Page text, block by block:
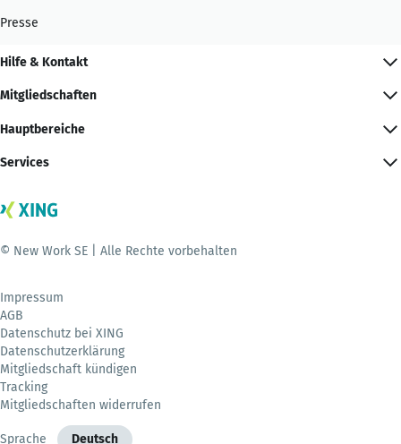
Presse
Hilfe & Kontakt
Mitgliedschaften
Hauptbereiche
Services
© New Work SE | Alle Rechte vorbehalten
Impressum
AGB
Datenschutz bei XING
Datenschutzerklärung
Mitgliedschaft kündigen
Tracking
Mitgliedschaften widerrufen
Sprache Deutsch